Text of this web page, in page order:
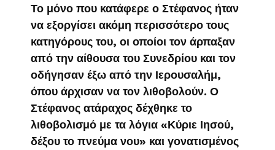
Το μόνο που κατάφερε ο Στέφανος ήταν
να εξοργίσει ακόμη περισσότερο τους
κατηγόρους του, οι οποίοι τον άρπαξαν
από την αίθουσα του Συνεδρίου και τον
οδήγησαν έξω από την Ιερουσαλήμ,
όπου άρχισαν να τον λιθοβολούν. Ο
Στέφανος ατάραχος δέχθηκε το
λιθοβολισμό με τα λόγια «Κύριε Ιησού,
δέξου το πνεύμα νου» και γονατισμένος